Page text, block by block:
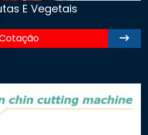
E Vegetais